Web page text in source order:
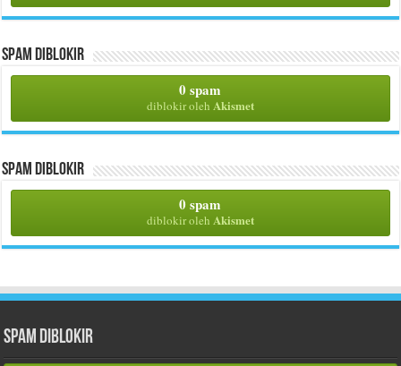
Spam Diblokir
0 spam
diblokir oleh Akismet
Spam Diblokir
0 spam
diblokir oleh Akismet
Spam Diblokir